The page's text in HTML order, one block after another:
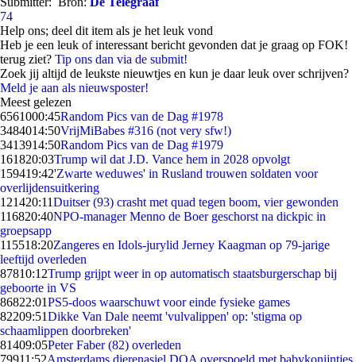
74
Help ons; deel dit item als je het leuk vond
Heb je een leuk of interessant bericht gevonden dat je graag op FOK!
terug ziet? Tip ons dan via de submit!
Zoek jij altijd de leukste nieuwtjes en kun je daar leuk over schrijven?
Meld je aan als nieuwsposter!
Meest gelezen
6561000:45Random Pics van de Dag #1978
3484014:50VrijMiBabes #316 (not very sfw!)
3413914:50Random Pics van de Dag #1979
161820:03Trump wil dat J.D. Vance hem in 2028 opvolgt
159419:42'Zwarte weduwes' in Rusland trouwen soldaten voor
overlijdensuitkering
121420:11Duitser (93) crasht met quad tegen boom, vier gewonden
116820:40NPO-manager Menno de Boer geschorst na dickpic in
groepsapp
115518:20Zangeres en Idols-jurylid Jerney Kaagman op 79-jarige
leeftijd overleden
87810:12Trump grijpt weer in op automatisch staatsburgerschap bij
geboorte in VS
86822:01PS5-doos waarschuwt voor einde fysieke games
82209:51Dikke Van Dale neemt 'vulvalippen' op: 'stigma op
schaamlippen doorbreken'
81409:05Peter Faber (82) overleden
79911:52Amsterdams dierenasiel DOA overspoeld met babykonijntjes